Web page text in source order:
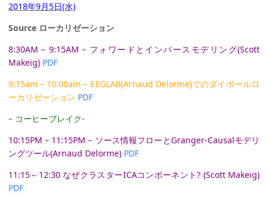
2018年9月5日(水)
Source ローカリゼーション
8:30AM – 9:15AM – フォワードとインバースモデリング(Scott
Makeig) PDF
9:15am – 10:00am – EEGLAB(Arnaud Delorme)でのダイポールロ
ーカリゼーション PDF
– コーヒーブレイク-
10:15PM – 11:15PM – ソース情報フローとGranger-Causalモデリ
ングツール(Arnaud Delorme) PDF
11:15～12:30 なぜクラスターICAコンポーネント? (Scott Makeig)
PDF